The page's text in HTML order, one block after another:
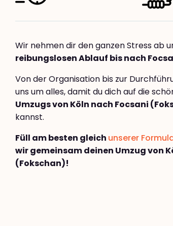
Wir nehmen dir den ganzen Stress ab
reibungslosen Ablauf bis nach
Von der Organisation bis zur
uns um alles, damit du dich auf die
Umzugs von Köln nach Focsani
kannst.
Füll am besten gleich unserer
wir gemeinsam deinen Umzug von
(Fokschan)!